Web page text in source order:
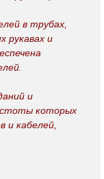
в трубах,
рукавах и
и
которых
и кабелей,